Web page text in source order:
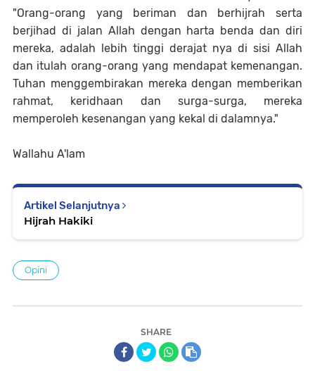
"Orang-orang yang beriman dan berhijrah serta
berjihad di jalan Allah dengan harta benda dan diri
mereka, adalah lebih tinggi derajat nya di sisi Allah
dan itulah orang-orang yang mendapat kemenangan.
Tuhan menggembirakan mereka dengan memberikan
rahmat, keridhaan dan surga-surga, mereka
memperoleh kesenangan yang kekal di dalamnya."
Wallahu A'lam
Artikel Selanjutnya
Hijrah Hakiki
Opini
SHARE